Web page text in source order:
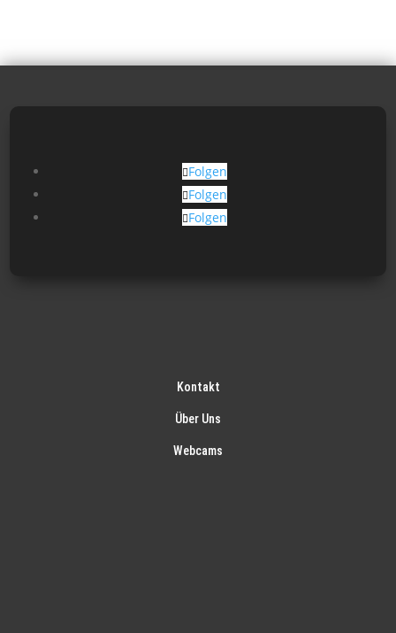
Folgen
Folgen
Folgen
Kontakt
Über Uns
Webcams